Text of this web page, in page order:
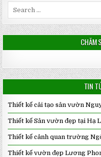
CHĂM
TIN
Thiết kế cải tạo sân vườn
Thiết kế Sân vườn đẹp tại Hạ
Thiết kế cảnh quan trường
Thiết kế vườn đẹp Lương